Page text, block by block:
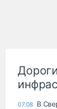
07.08 В